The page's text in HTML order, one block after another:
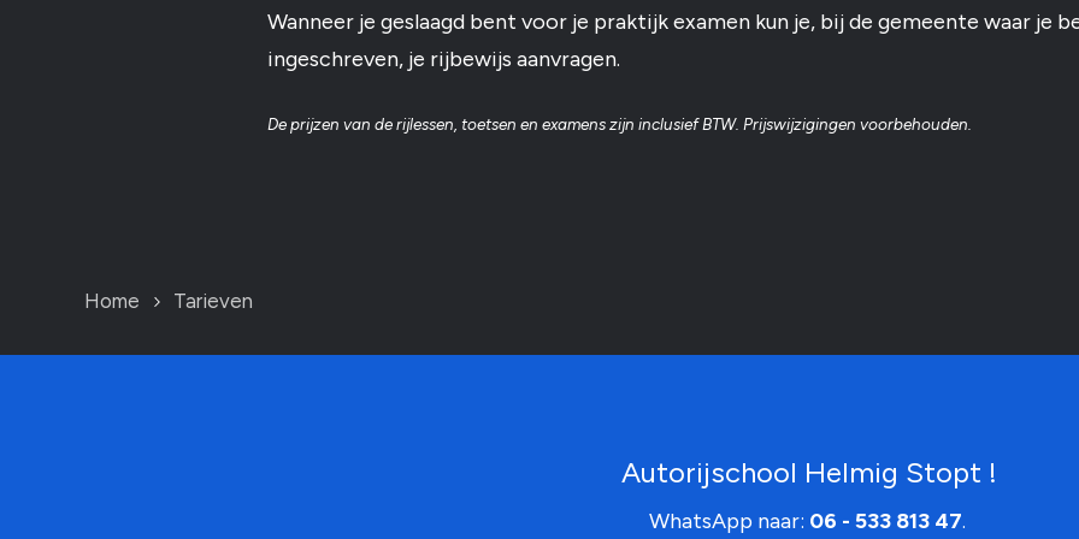
Wanneer je geslaagd bent voor je praktijk examen kun je, bij de gemeente waar
ingeschreven, je rijbewijs aanvragen.
De prijzen van de rijlessen, toetsen en examens zijn inclusief BTW. Prijswijzigingen voorbehouden.
Home Tarieven
Autorijschool Helmig Stopt !
WhatsApp naar: 06 - 533 813 47.